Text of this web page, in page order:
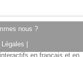
nous ?
en français et en